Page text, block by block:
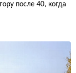
после 40, когда